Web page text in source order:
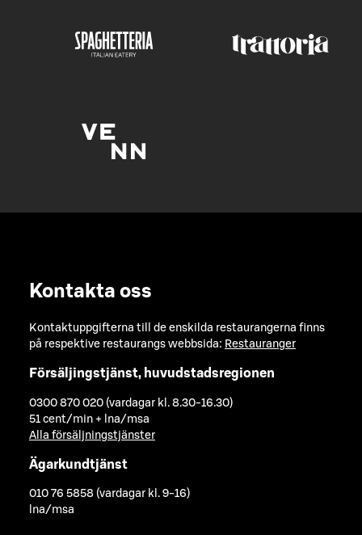
Kontakta oss
Kontaktuppgifterna till de enskilda restaurangerna finns
på respektive restaurangs webbsida: Restauranger
Försäljingstjänst, huvudstadsregionen
0300 870 020 (vardagar kl. 8.30-16.30)
51 cent/min + lna/msa
Alla försäljningstjänster
Ägarkundtjänst
010 76 5858 (vardagar kl. 9-16)
lna/msa